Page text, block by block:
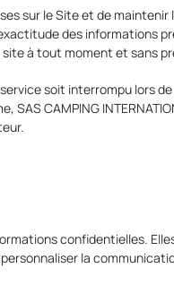
sur le Site et de
des informations
site à tout moment et sans
service soit interrompu lors
CAMPING
confidentielles.
la